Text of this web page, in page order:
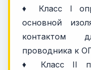
♦ Класс I
основной
контактом
проводника к
♦ Класс II